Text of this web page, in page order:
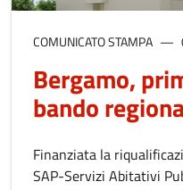
COMUNICATO STAMPA
Bergamo,
bando
Finanziata la
SAP-Servizi Abitativi